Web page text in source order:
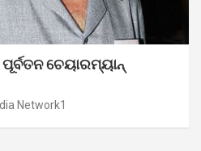
ଚେୟାରମ୍ୟାନ୍
Network1